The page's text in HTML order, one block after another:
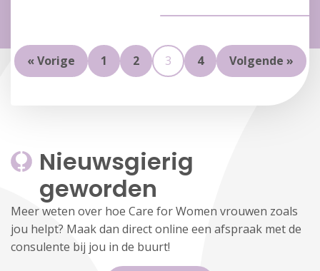
« Vorige 1 2 3 4 Volgende »
Nieuwsgierig
geworden
Meer weten over hoe Care for Women vrouwen zoals
jou helpt? Maak dan direct online een afspraak met de
consulente bij jou in de buurt!